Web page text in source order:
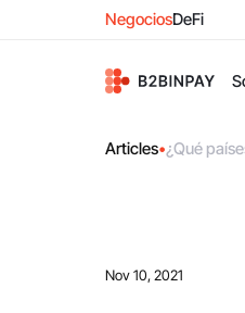
NegociosDeFi
Articles•¿Qué
Nov 10, 2021